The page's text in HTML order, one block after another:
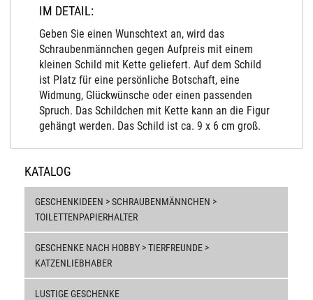
IM DETAIL:
Geben Sie einen Wunschtext an, wird das
Schraubenmännchen gegen Aufpreis mit einem
kleinen Schild mit Kette geliefert. Auf dem Schild
ist Platz für eine persönliche Botschaft, eine
Widmung, Glückwünsche oder einen passenden
Spruch. Das Schildchen mit Kette kann an die Figur
gehängt werden. Das Schild ist ca. 9 x 6 cm groß.
KATALOG
GESCHENKIDEEN > SCHRAUBENMÄNNCHEN >
TOILETTENPAPIERHALTER
GESCHENKE NACH HOBBY > TIERFREUNDE >
KATZENLIEBHABER
LUSTIGE GESCHENKE